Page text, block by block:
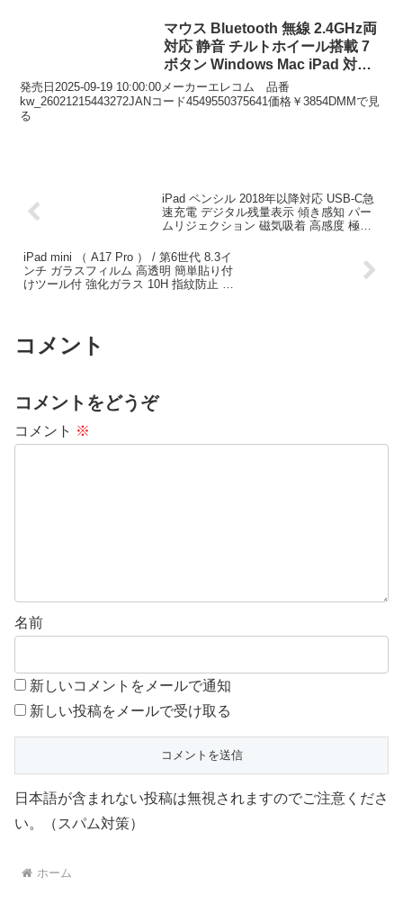
マウス Bluetooth 無線 2.4GHz両
対応 静音 チルトホイール搭載 7
ボタン Windows Mac iPad 対応
OSMOD ブラック M-
MY40MBSBK-G
発売日2025-09-19 10:00:00メーカーエレコム 品番
kw_26021215443272JANコード4549550375641価格￥3854DMMで見
る
iPad ペンシル 2018年以降対応 USB-C急
速充電 デジタル残量表示 傾き感知 パー
ムリジェクション 磁気吸着 高感度 極細
TPACSTAP12WWH
iPad mini （ A17 Pro ） / 第6世代 8.3イ
ンチ ガラスフィルム 高透明 簡単貼り付
けツール付 強化ガラス 10H 指紋防止 気
コメント
コメントをどうぞ
コメント ※
名前
新しいコメントをメールで通知
新しい投稿をメールで受け取る
日本語が含まれない投稿は無視されますのでご注意くださ
い。（スパム対策）
ホーム